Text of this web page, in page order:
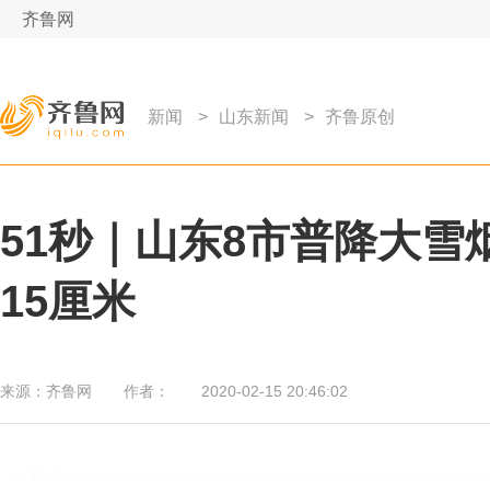
齐鲁网
新闻 > 山东新闻 > 齐鲁原创
51秒｜山东8市普降大雪
15厘米
来源： 齐鲁网 作者： 2020-02-15 20:46:02